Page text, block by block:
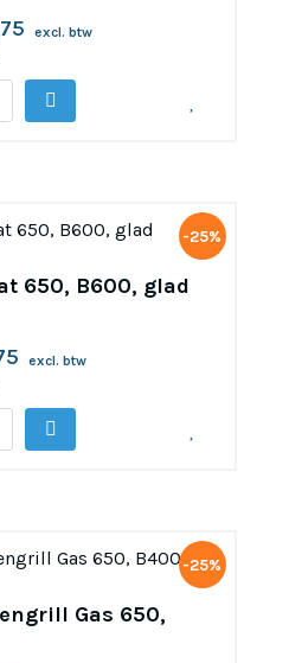
excl. btw
-25%
650, B600, glad
excl. btw
-25%
Gas 650,